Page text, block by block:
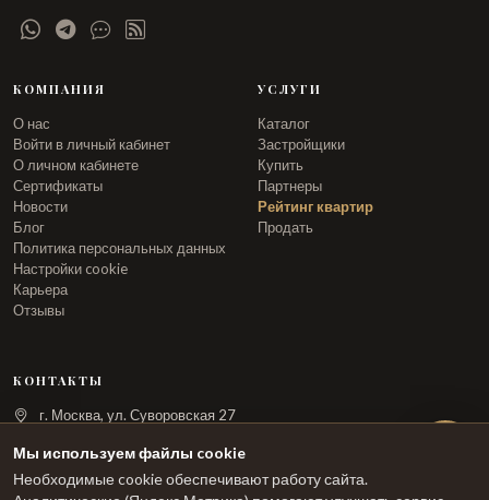
КОМПАНИЯ
О нас
Войти в личный кабинет
О личном кабинете
Сертификаты
Новости
Блог
Политика персональных данных
Настройки cookie
Карьера
Отзывы
УСЛУГИ
Каталог
Застройщики
Купить
Партнеры
Рейтинг квартир
Продать
КОНТАКТЫ
г. Москва, ул. Суворовская 27
ЗАКАЗАТЬ ЗВОНОК
Мы используем файлы cookie
Необходимые cookie обеспечивают работу сайта.